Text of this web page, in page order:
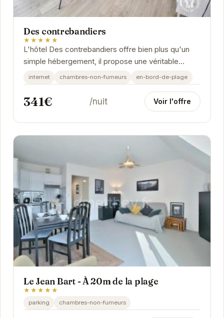
Des contrebandiers
★★★★★
L'hôtel Des contrebandiers offre bien plus qu'un
simple hébergement, il propose une véritable
expérience. Son emplacement privilégié à...
internet chambres-non-fumeurs en-bord-de-plage
341€ /nuit Voir l'offre
Le Jean Bart - À 20m de la plage
★★★★★
parking chambres-non-fumeurs